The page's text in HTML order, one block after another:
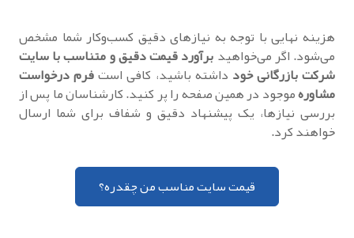
هزینه نهایی با توجه به نیازهای دقیق کسب‌وکار شما مشخص
می‌شود. اگر می‌خواهیدبرآورد قیمت دقیق و متناسب با سایت
شرکت بازرگانی خود داشته باشید، کافی استفرم درخواست
مشاورهموجود در همین صفحه را پر کنید. کارشناسان ما پس از
بررسی نیازها، یک پیشنهاد دقیق و شفاف برای شما ارسال
خواهند کرد.
قیمت سایت مناسب من چقدره؟